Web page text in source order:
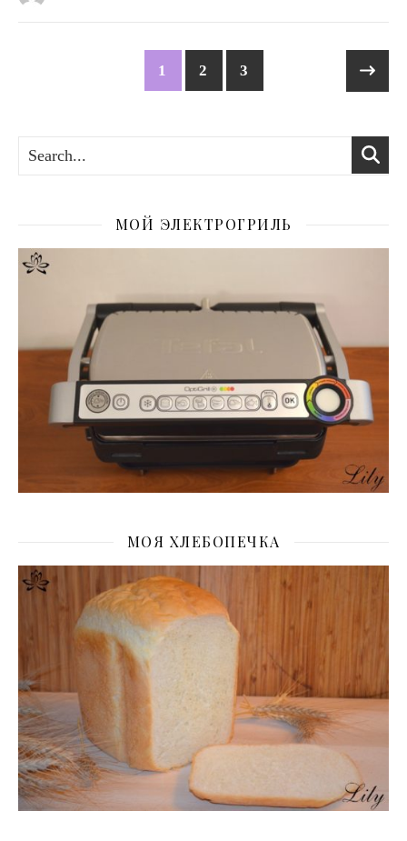
1 2 3
МОЙ ЭЛЕКТРОГРИЛЬ
МОЯ ХЛЕБОПЕЧКА